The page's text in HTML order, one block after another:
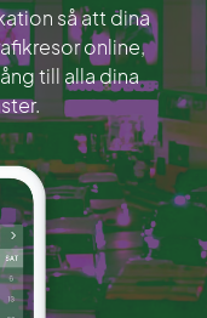
så att dina
online,
till alla dina